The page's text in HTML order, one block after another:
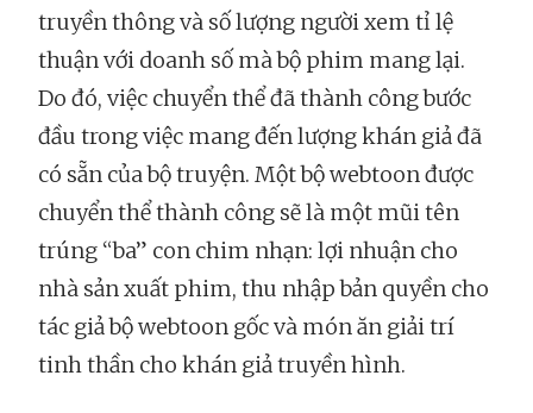
truyền thông và số lượng người xem tỉ lệ
thuận với doanh số mà bộ phim mang lại.
Do đó, việc chuyển thể đã thành công bước
đầu trong việc mang đến lượng khán giả đã
có sẵn của bộ truyện. Một bộ webtoon được
chuyển thể thành công sẽ là một mũi tên
trúng “ba” con chim nhạn: lợi nhuận cho
nhà sản xuất phim, thu nhập bản quyền cho
tác giả bộ webtoon gốc và món ăn giải trí
tinh thần cho khán giả truyền hình.